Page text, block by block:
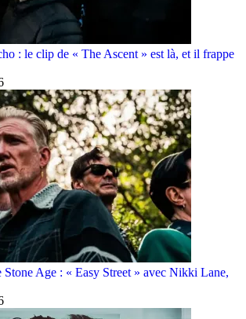
: le clip de « The Ascent » est là, et il frappe
Stone Age : « Easy Street » avec Nikki Lane,